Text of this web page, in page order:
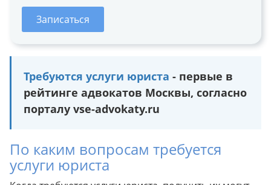
Записаться
Требуются услуги юриста - первые в
рейтинге адвокатов Москвы, согласно
порталу vse-advokaty.ru
По каким вопросам требуется
услуги юриста